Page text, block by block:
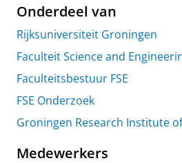
Onderdeel van
Rijksuniversiteit Groningen
Faculteit Science and
Faculteitsbestuur FSE
FSE Onderzoek
Groningen Research Institute
Medewerkers